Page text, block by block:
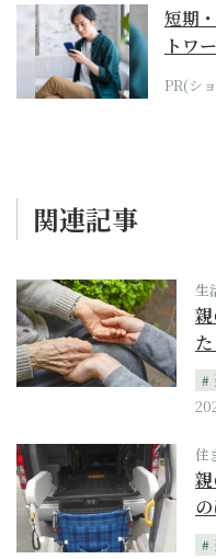
短期
トワ
PR(シ
関連記事
生
住